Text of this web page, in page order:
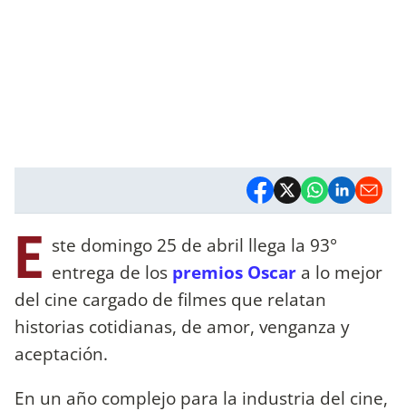
E ste domingo 25 de abril llega la 93°
entrega de los premios Oscar a lo mejor
del cine cargado de filmes que relatan
historias cotidianas, de amor, venganza y
aceptación.
En un año complejo para la industria del cine,